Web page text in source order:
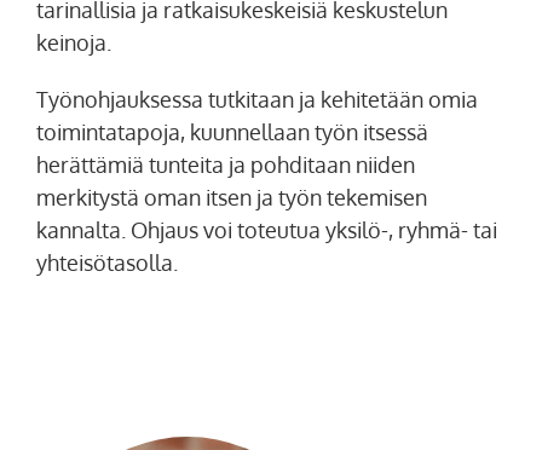
tarinallisia ja ratkaisukeskeisiä keskustelun
keinoja.
Työnohjauksessa tutkitaan ja kehitetään omia
toimintatapoja, kuunnellaan työn itsessä
herättämiä tunteita ja pohditaan niiden
merkitystä oman itsen ja työn tekemisen
kannalta. Ohjaus voi toteutua yksilö-, ryhmä- tai
yhteisötasolla.